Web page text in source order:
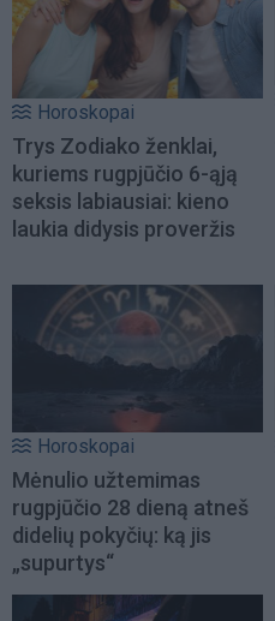
Horoskopai
Trys Zodiako ženklai,
kuriems rugpjūčio 6-ąją
seksis labiausiai: kieno
laukia didysis proveržis
Horoskopai
Mėnulio užtemimas
rugpjūčio 28 dieną atneš
didelių pokyčių: ką jis
„supurtys“